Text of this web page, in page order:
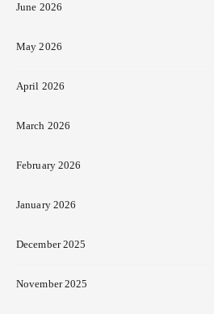
June 2026
May 2026
April 2026
March 2026
February 2026
January 2026
December 2025
November 2025